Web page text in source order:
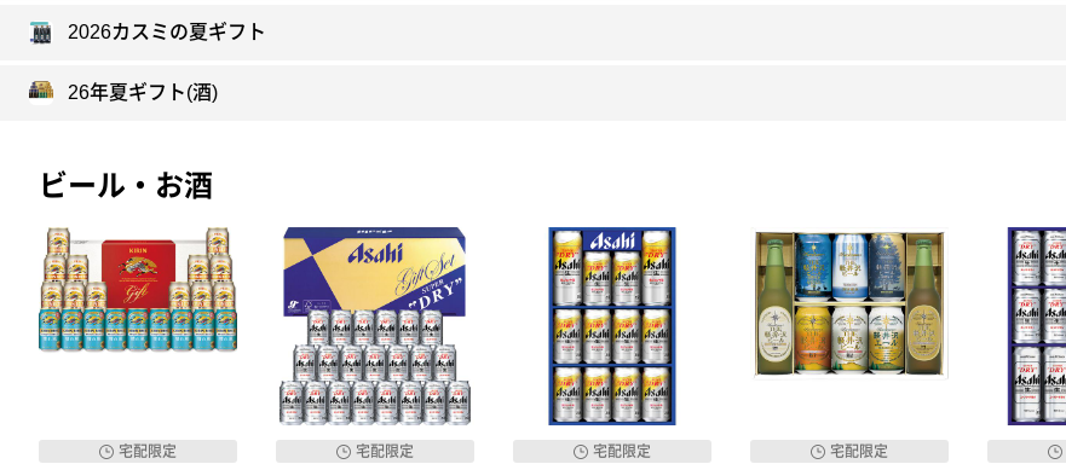
2026カスミの夏ギフト
26年夏ギフト(酒)
ビール・お酒
宅配限定 宅配限定 宅配限定 宅配限定